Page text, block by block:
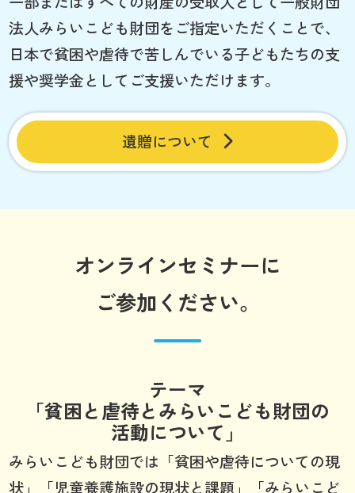
法人みらいこども財団をご指定いただくことで、
日本で貧困や虐待で苦しんでいる子どもたちの支
援や奨学金としてご支援いただけます。
遺贈について
オンラインセミナーに
ご参加ください。
テーマ
「貧困と虐待とみらいこども財団の
活動について」
みらいこども財団では「貧困や虐待についての現
状」「児童養護施設の現状と課題」「みらいこど